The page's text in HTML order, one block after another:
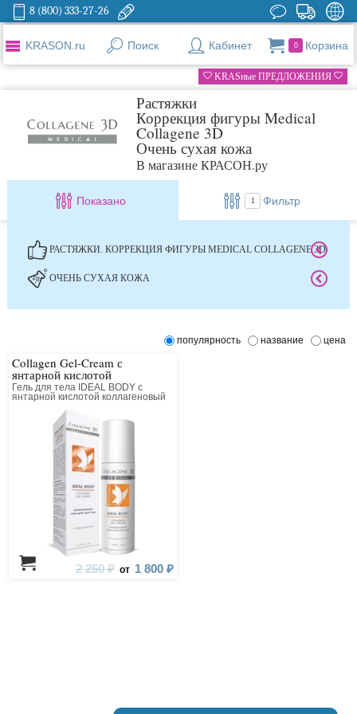
8 (800) 333-27-26
KRASON.ru Поиск Кабинет 0 Корзина
KRASные ПРЕДЛОЖЕНИЯ
Растяжки
Коррекция фигуры Medical
Collagene 3D
Очень сухая кожа
В магазине КРАСОН.ру
Показано 1 Фильтр
РАСТЯЖКИ. КОРРЕКЦИЯ ФИГУРЫ MEDICAL COLLAGENE 3D
ОЧЕНЬ СУХАЯ КОЖА
популярность название цена
Collagen Gel-Cream с
янтарной кислотой
Гель для тела IDEAL BODY с
янтарной кислотой коллагеновый
2 250 ₽ от 1 800 ₽